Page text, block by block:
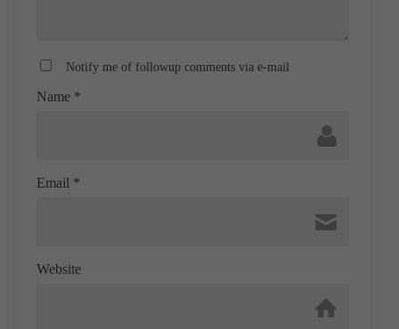
Notify me of followup comments via e-mail
Name *
Email *
Website